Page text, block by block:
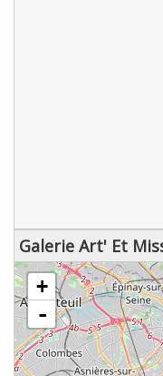
Galerie Art' Et
chargement de la carte - veuillez
+
-